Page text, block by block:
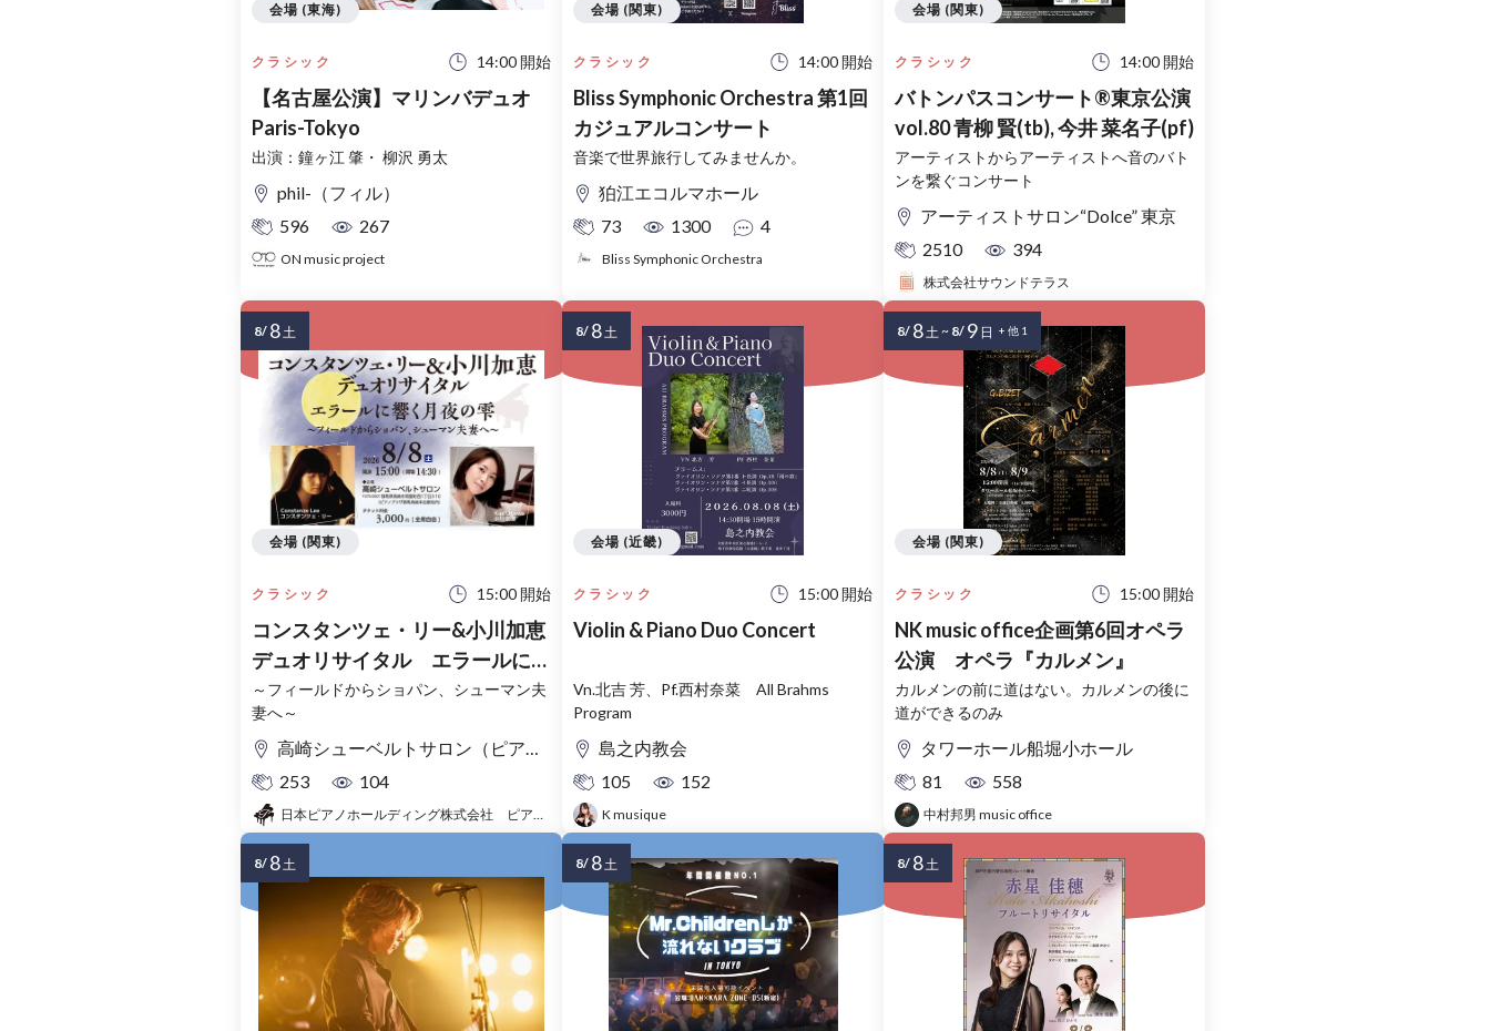
クラシック 14:00 開始
【名古屋公演】マリンバデュオ
Paris-Tokyo
出演：鐘ヶ江 肇・ 柳沢 勇太
phil-（フィル）
596
267
ON music project
会場 (東海)
クラシック 14:00 開始
Bliss Symphonic Orchestra 第1回
カジュアルコンサート
音楽で世界旅行してみませんか。
狛江エコルマホール
73
1300 4
Bliss Symphonic Orchestra
会場 (関東)
クラシック 14:00 開始
バトンパスコンサート®東京公演
vol.80 青柳 賢(tb), 今井 菜名子(pf)
アーティストからアーティストへ音のバト
ンを繋ぐコンサート
アーティストサロン“Dolce” 東京
2510
394
株式会社サウンドテラス
会場 (関東)
クラシック 15:00 開始
コンスタンツェ・リー&小川加恵
デュオリサイタル エラールに響
く月夜の雫
～フィールドからショパン、シューマン夫
妻へ～
高崎シューベルトサロン（ピアノプラザ群馬高崎本店敷地内）
253
104
日本ピアノホールディング株式会社 ピアノプラザ群馬
会場 (関東)
8/ 8土
クラシック 15:00 開始
Violin & Piano Duo Concert
Vn.北吉 芳、Pf.西村奈菜 All Brahms
Program
島之内教会
105
152
K musique
会場 (近畿)
8/ 8土
クラシック 15:00 開始
NK music office企画第6回オペラ
公演 オペラ『カルメン』
カルメンの前に道はない。カルメンの後に
道ができるのみ
タワーホール船堀小ホール
81
558
中村邦男 music office
会場 (関東)
8/ 8土~ 8/ 9 日 + 他 1
8/ 8土 8/ 8土 8/ 8土